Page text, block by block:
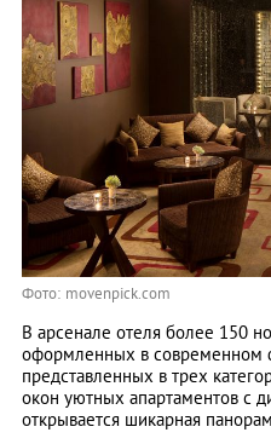
Фото: movenpick.com
В арсенале отеля более 150
оформленных в современном
представленных в трех
окон уютных апартаментов с
открывается шикарная